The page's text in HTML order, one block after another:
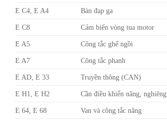
E C4, E A4 Bàn đạp ga
E C8 Cảm biến vòng tua motor
E A5 Công tắc ghế ngồi
E A7 Công tắc phanh
E AD, E 33 Truyền thông (CAN)
E H1, E H2 Cần điều khiển nâng, nghiêng
E 64, E 68 Van và công tắc nâng